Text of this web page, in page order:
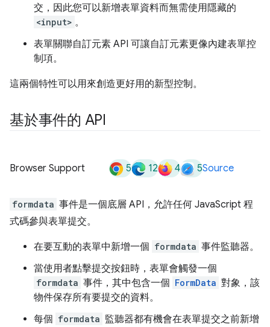
交，因此您可以新增表單資料而無需使用隱藏的
<input> 。
表單關聯自訂元素 API 可讓自訂元素更像內建表單控
制項。
這兩個特性可以用來創造更好用的新型控制。
基於事件的 API
Browser Support 5 12 4 5Source
formdata 事件是一個底層 API，允許任何 JavaScript 程
式碼參與表單提交。
在要互動的表單中新增一個 formdata 事件監聽器。
當使用者點擊提交按鈕時，表單會觸發一個
formdata 事件，其中包含一個 FormData 對象，該
物件保存所有要提交的資料。
每個 formdata 監聽器都有機會在表單提交之前新增